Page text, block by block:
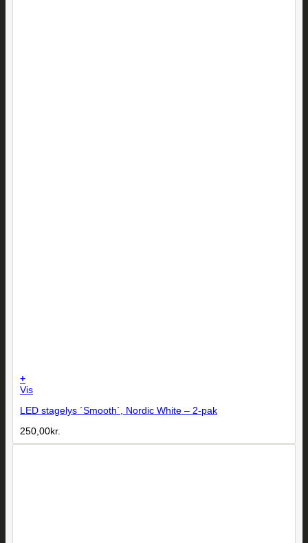
+
Vis
LED stagelys ´Smooth´, Nordic White – 2-pak
250,00kr.